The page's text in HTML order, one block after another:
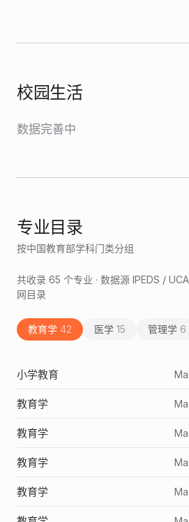
校园生活
数据完善中
专业目录
按中国教育部学科门类分组
共收录 65 个专业 · 数据源 IPEDS /
网目录
教育学 42 医学 15 管理学 6
小学教育
教育学
教育学
教育学
教育学